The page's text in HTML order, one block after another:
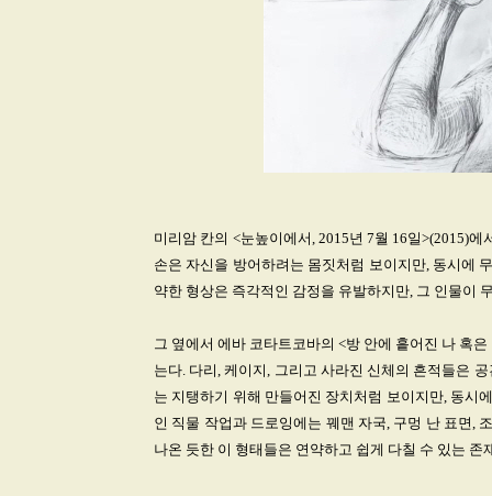
미리암 칸의 <눈높이에서, 2015년 7월 16일>(2015)
손은 자신을 방어하려는 몸짓처럼 보이지만, 동시에
약한 형상은 즉각적인 감정을 유발하지만, 그 인물이
그 옆에서 에바 코타트코바의 <방 안에 흩어진 나 혹
는다. 다리, 케이지, 그리고 사라진 신체의 흔적들은
는 지탱하기 위해 만들어진 장치처럼 보이지만, 동시
인 직물 작업과 드로잉에는 꿰맨 자국, 구멍 난 표면,
나온 듯한 이 형태들은 연약하고 쉽게 다칠 수 있는